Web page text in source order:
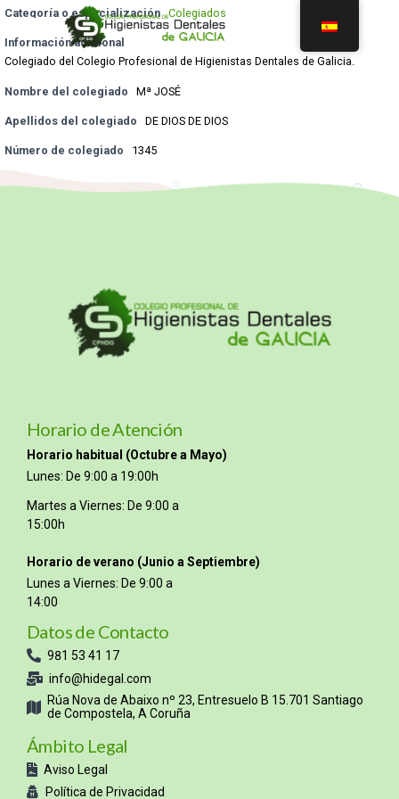
Categoría o especialización Colegiados
Información adicional
Colegiado del Colegio Profesional de Higienistas Dentales de Galicia.
Nombre del colegiado Mª JOSÉ
Apellidos del colegiado DE DIOS DE DIOS
Número de colegiado 1345
Horario de Atención
Horario habitual (Octubre a Mayo)
Lunes: De 9:00 a 19:00h
Martes a Viernes: De 9:00 a
15:00h
Horario de verano (Junio a Septiembre)
Lunes a Viernes: De 9:00 a
14:00
Datos de Contacto
981 53 41 17
info@hidegal.com
Rúa Nova de Abaixo nº 23, Entresuelo B 15.701 Santiago
de Compostela, A Coruña
Ámbito Legal
Aviso Legal
Política de Privacidad